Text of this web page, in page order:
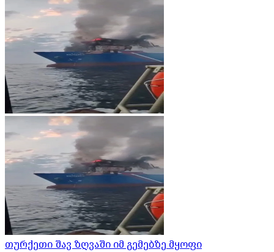
თურქეთი შავ ზღვაში იმ გემებზე მყოფი